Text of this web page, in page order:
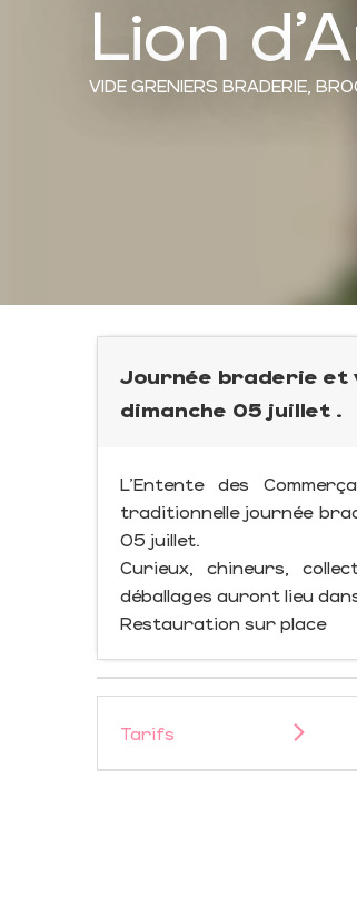
Lion
VIDE GRENIERS BRADERIE,
Journée braderie et
dimanche 05 juillet .
L'Entente des
traditionnelle journée
05 juillet.
Curieux, chineurs,
déballages auront lieu
Restauration sur place
Tarifs